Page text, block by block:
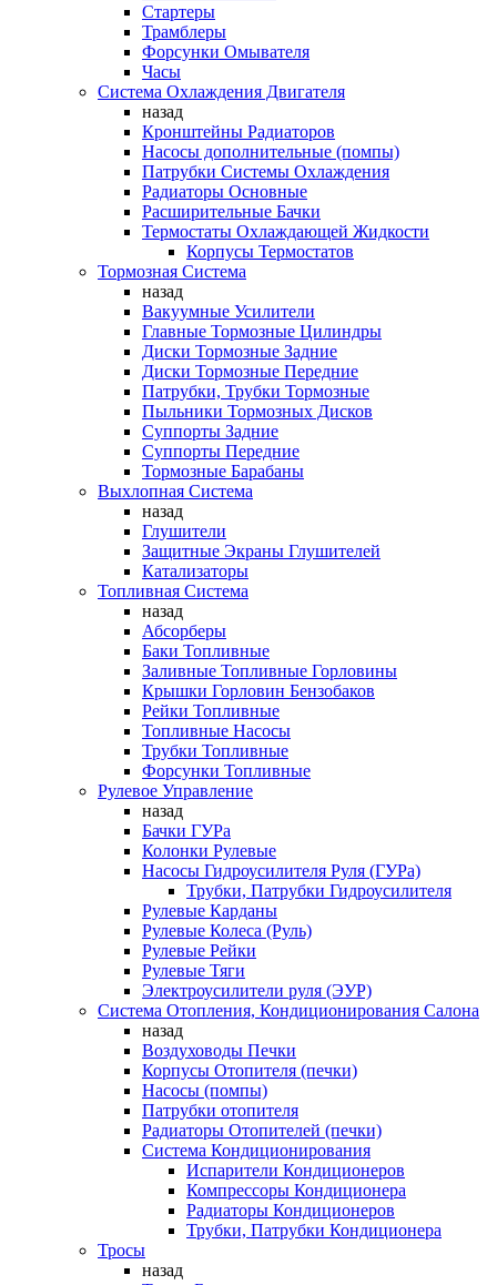
Стартеры
Трамблеры
Форсунки Омывателя
Часы
Система Охлаждения Двигателя
назад
Кронштейны Радиаторов
Насосы дополнительные (помпы)
Патрубки Системы Охлаждения
Радиаторы Основные
Расширительные Бачки
Термостаты Охлаждающей Жидкости
Корпусы Термостатов
Тормозная Система
назад
Вакуумные Усилители
Главные Тормозные Цилиндры
Диски Тормозные Задние
Диски Тормозные Передние
Патрубки, Трубки Тормозные
Пыльники Тормозных Дисков
Суппорты Задние
Суппорты Передние
Тормозные Барабаны
Выхлопная Система
назад
Глушители
Защитные Экраны Глушителей
Катализаторы
Топливная Система
назад
Абсорберы
Баки Топливные
Заливные Топливные Горловины
Крышки Горловин Бензобаков
Рейки Топливные
Топливные Насосы
Трубки Топливные
Форсунки Топливные
Рулевое Управление
назад
Бачки ГУРа
Колонки Рулевые
Насосы Гидроусилителя Руля (ГУРа)
Трубки, Патрубки Гидроусилителя
Рулевые Карданы
Рулевые Колеса (Руль)
Рулевые Рейки
Рулевые Тяги
Электроусилители руля (ЭУР)
Система Отопления, Кондиционирования Салона
назад
Воздуховоды Печки
Корпусы Отопителя (печки)
Насосы (помпы)
Патрубки отопителя
Радиаторы Отопителей (печки)
Система Кондиционирования
Испарители Кондиционеров
Компрессоры Кондиционера
Радиаторы Кондиционеров
Трубки, Патрубки Кондиционера
Тросы
назад